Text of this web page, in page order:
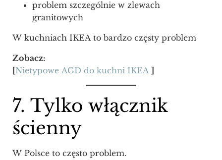
problem szczególnie w zlewach
granitowych
W kuchniach IKEA to bardzo częsty problem
Zobacz:
[Nietypowe AGD do kuchni IKEA ]
7. Tylko włącznik
ścienny
W Polsce to często problem.